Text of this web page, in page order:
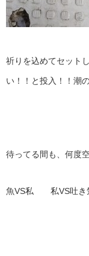
祈りを込めてセット
い！！と投入！！潮
待ってる間も、何度
魚VS私 私VS吐き